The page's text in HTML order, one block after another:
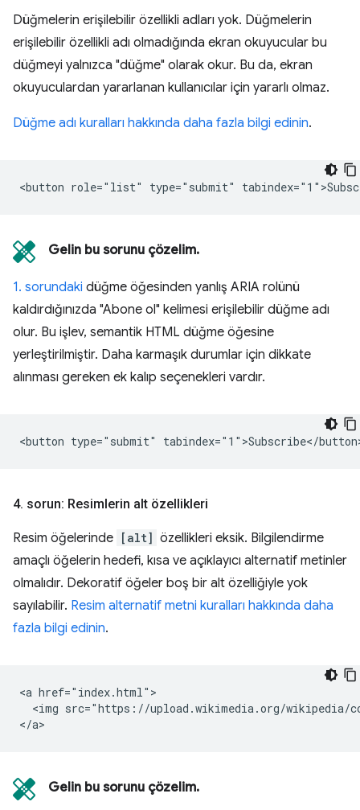
Düğmelerin erişilebilir özellikli adları yok. Düğmelerin
erişilebilir özellikli adı olmadığında ekran okuyucular bu
düğmeyi yalnızca "düğme" olarak okur. Bu da, ekran
okuyuculardan yararlanan kullanıcılar için yararlı olmaz.
Düğme adı kuralları hakkında daha fazla bilgi edinin.
Gelin bu sorunu çözelim.
1. sorundaki düğme öğesinden yanlış ARIA rolünü
kaldırdığınızda "Abone ol" kelimesi erişilebilir düğme adı
olur. Bu işlev, semantik HTML düğme öğesine
yerleştirilmiştir. Daha karmaşık durumlar için dikkate
alınması gereken ek kalıp seçenekleri vardır.
4. sorun: Resimlerin alt özellikleri
Resim öğelerinde [alt] özellikleri eksik. Bilgilendirme
amaçlı öğelerin hedefi, kısa ve açıklayıcı alternatif metinler
olmalıdır. Dekoratif öğeler boş bir alt özelliğiyle yok
sayılabilir. Resim alternatif metni kuralları hakkında daha
fazla bilgi edinin.
<a href="index.html">
<img src="https://upload.wikimedia.org/wikipedia/
Gelin bu sorunu çözelim.